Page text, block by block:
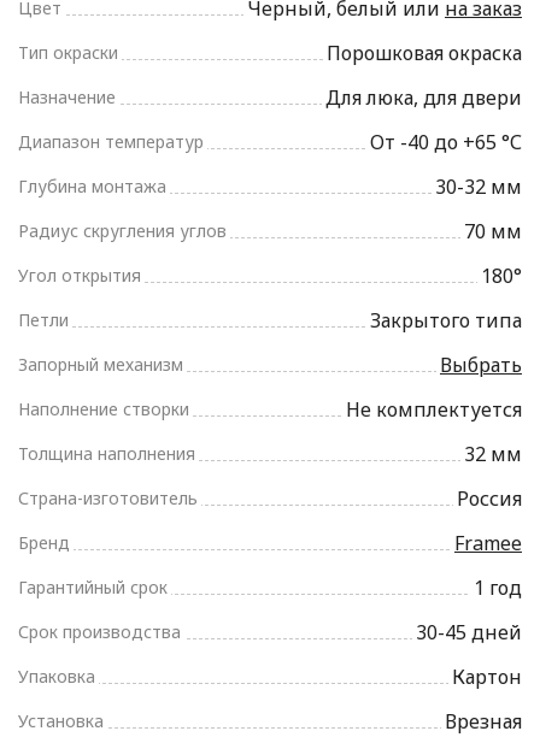
Цвет Черный, белый или на заказ
Тип окраски Порошковая окраска
Назначение Для люка, для двери
Диапазон температур От -40 до +65 °С
Глубина монтажа 30-32 мм
Радиус скругления углов 70 мм
Угол открытия 180°
Петли Закрытого типа
Запорный механизм Выбрать
Наполнение створки Не комплектуется
Толщина наполнения 32 мм
Страна-изготовитель Россия
Бренд Framee
Гарантийный срок 1 год
Срок производства 30-45 дней
Упаковка Картон
Установка Врезная